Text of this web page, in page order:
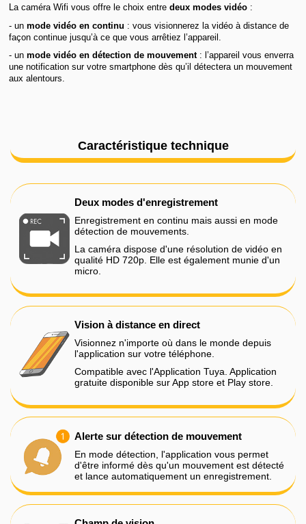
La caméra Wifi vous offre le choix entre deux modes vidéo:
- un mode vidéo en continu : vous visionnerez la vidéo à distance de
façon continue jusqu’à ce que vous arrêtiez l’appareil.
- un mode vidéo en détection de mouvement: l’appareil vous enverra
une notification sur votre smartphone dès qu’il détectera un mouvement
aux alentours.
Caractéristique technique
Deux modes d'enregistrement
Enregistrement en continu mais aussi en mode
détection de mouvements.
La caméra dispose d'une résolution de vidéo en
qualité HD 720p. Elle est également munie d'un
micro.
Vision à distance en direct
Visionnez n'importe où dans le monde depuis
l'application sur votre téléphone.
Compatible avec l'Application Tuya. Application
gratuite disponible sur App store et Play store.
Alerte sur détection de mouvement
En mode détection, l'application vous permet
d'être informé dès qu'un mouvement est détecté
et lance automatiquement un enregistrement.